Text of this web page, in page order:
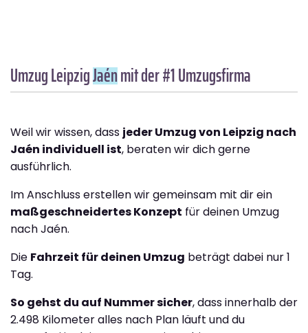
Umzug LeipzigJaénmit der #1 Umzugsfirma
Weil wir wissen, dass jeder Umzug von Leipzig nach
Jaén individuell ist, beraten wir dich gerne
ausführlich.
Im Anschluss erstellen wir gemeinsam mit dir ein
maßgeschneidertes Konzept für deinen Umzug
nach Jaén.
Die Fahrzeit für deinen Umzug beträgt dabei nur 1
Tag.
So gehst du auf Nummer sicher, dass innerhalb der
2.498 Kilometer alles nach Plan läuft und du